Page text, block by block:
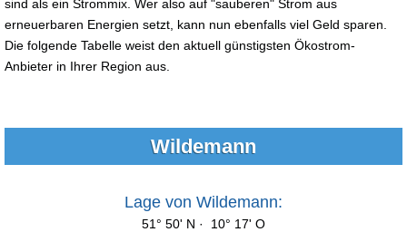
sind als ein Strommix. Wer also auf "sauberen" Strom aus
erneuerbaren Energien setzt, kann nun ebenfalls viel Geld sparen.
Die folgende Tabelle weist den aktuell günstigsten Ökostrom-
Anbieter in Ihrer Region aus.
Wildemann
Lage von Wildemann:
51° 50' N · 10° 17' O